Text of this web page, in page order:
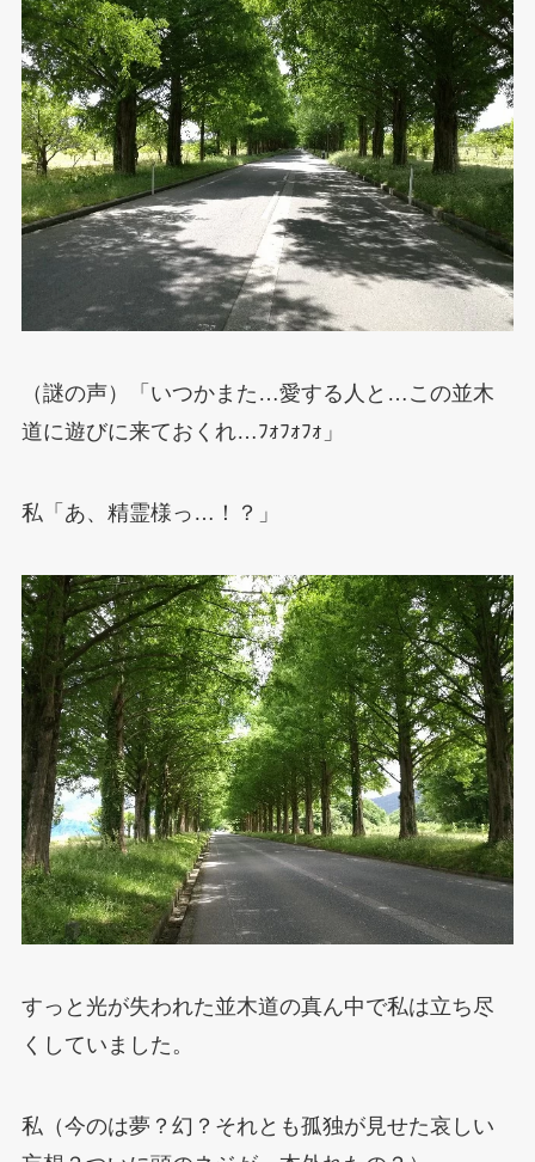
（謎の声）「いつかまた…愛する人と…この並木
道に遊びに来ておくれ…ﾌｫﾌｫﾌｫ」
私「あ、精霊様っ…！？」
すっと光が失われた並木道の真ん中で私は立ち尽
くしていました。
私（今のは夢？幻？それとも孤独が見せた哀しい